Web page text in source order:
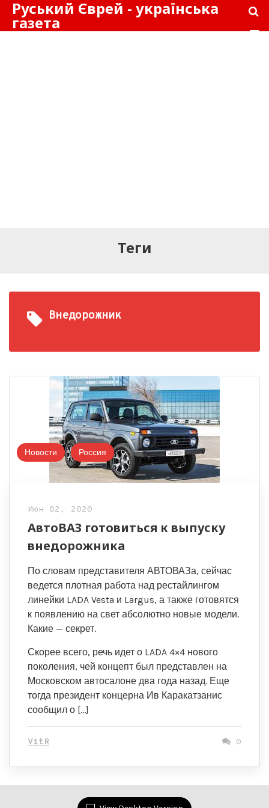
Руський Єврей - українська
газета
Теги
Внедорожник
Новости Россия
Июн 02, 2020
АвтоВАЗ готовиться к выпуску
внедорожника
По словам представителя АВТОВАЗа, сейчас
ведется плотная работа над рестайлингом
линейки LADA Vesta и Largus, а также готовятся
к появлению на свет абсолютно новые модели.
Какие — секрет.
Скорее всего, речь идет о LADA 4×4 нового
поколения, чей концепт был представлен на
Московском автосалоне два года назад. Еще
тогда президент концерна Ив Каракатзанис
сообщил о […]
VitR 0